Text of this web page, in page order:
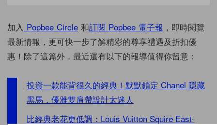
加入 Popbee Circle 和訂閱 Popbee 電子報 ，即時閱覽
最新情報，更可快一步了解精彩的尊享禮遇及折扣優
惠！除了這篇外，最近還有以下的報導值得你留意：
投資一款能背很久的經典！默默鎖定 Chanel 隱藏
黑馬，優雅雙肩帶設計太迷人
比經典老花更低調：Louis Vuitton Squire East-